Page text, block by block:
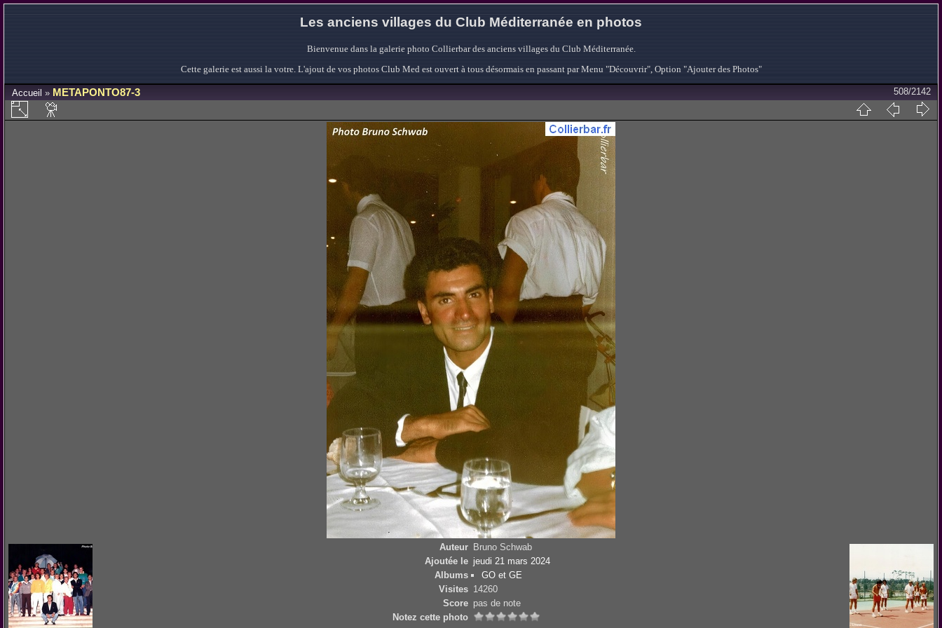
Les anciens villages du Club Méditerranée en photos
Bienvenue dans la galerie photo Collierbar des anciens villages du Club Méditerranée.
Cette galerie est aussi la votre. L'ajout de vos photos Club Med est ouvert à tous désormais en passant par Menu "Découvrir", Option "Ajouter des Photos"
Accueil » METAPONTO87-3 508/2142
Auteur Bruno Schwab
Ajoutée le jeudi 21 mars 2024
Albums
GO et GE
Visites 14260
Score pas de note
Notez cette photo